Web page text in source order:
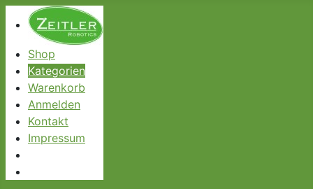
Shop
Kategorien
Warenkorb
Anmelden
Kontakt
Impressum